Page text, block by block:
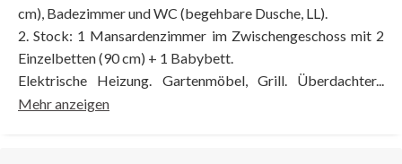
cm), Badezimmer und WC (begehbare Dusche, LL).
2. Stock: 1 Mansardenzimmer im Zwischengeschoss mit 2
Einzelbetten (90 cm) + 1 Babybett.
Elektrische Heizung. Gartenmöbel, Grill. Überdachter...
Mehr anzeigen